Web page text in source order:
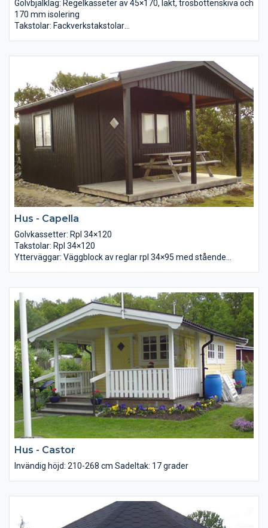
Golvbjälklag: Regelkasseter av 45×170, läkt, trosbottenskiva och
170 mm isolering
Takstolar: Fackverkstakstolar
Yttertak: Isolering + 13mm gipsskivor levereras löst.
Innertak: Råspont 22×95 lösvirke samt underlagspapp
Mellanväggar: Glespanel 22×95 cc30cm + 120mm isolering +
furupanel
Innerdörrar: Reglar 34×70 + isolering + 13mm gipsskiva
Golv: Golvspånskiva
Ytterdörr: Furudörrar med karm
2-glas fönster: Glasad fritidshusdörr 9×20 Obehandlad
Hus - Capella
Golvkassetter: Rpl 34×120
Takstolar: Rpl 34×120
Ytterväggar: Väggblock av reglar rpl 34×95 med stående
Golv: Golvspån
Dörr: Förrådsdörr 8×19 med glas
Fönster: 2-glas 2st 12×10 och 2st 6×8
Hus - Castor
Invändig höjd: 210-268 cm Sadeltak: 17 grader